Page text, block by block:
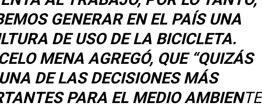
GENERAR EN EL PAÍS UNA
DE USO DE LA BICICLETA.
MENA AGREGÓ, QUE “QUIZÁS
UNA DE LAS DECISIONES MÁS
PARA EL MEDIO AMBIENTE